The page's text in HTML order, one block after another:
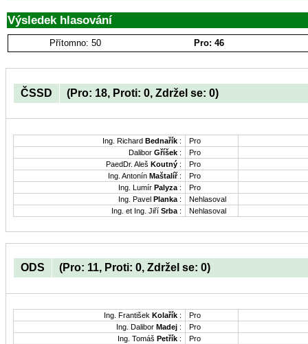
Výsledek hlasování
Přítomno: 50 Pro: 46
ČSSD (Pro: 18, Proti: 0, Zdržel se: 0)
Ing. Richard Bednařík :
Pro
Dalibor Gříšek :
Pro
PaedDr. Aleš Koutný :
Pro
Ing. Antonín Maštalíř:
Pro
Ing. Lumír Palyza :
Pro
Ing. Pavel Planka :
Nehlasoval
Ing. et Ing. Jiří Srba : Nehlasoval
ODS (Pro: 11, Proti: 0, Zdržel se: 0)
Ing. František Kolařík :
Pro
Ing. Dalibor Madej :
Pro
Ing. Tomáš Petřík :
Pro